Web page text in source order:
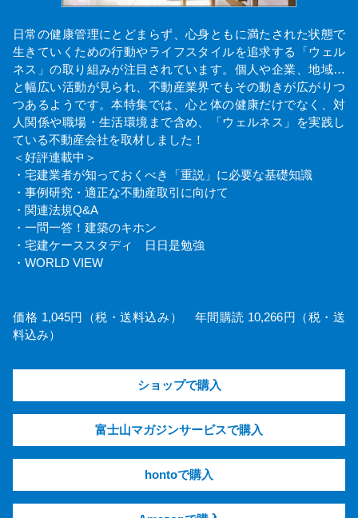
日常の健康管理にとどまらず、心身ともに満たされた状態で
生きていくための行動やライフスタイルを追求する「ウェル
ネス」の取り組みが注目されています。個人や企業、地域…
と幅広い活動が見られ、不動産業界でもその動きが広がりつ
つあるようです。本特集では、心と体の健康だけでなく、対
人関係や職場・生活環境まで含め、「ウェルネス」を実践し
ている不動産会社を取材しました！
＜好評連載中＞
・宅建業者が知っておくべき「重説」に必要な基礎知識
・事例研究・適正な不動産取引に向けて
・関連法規Q&A
・一問一答！建築のキホン
・宅建ケーススタディ 日日是勉強
・WORLD VIEW
価格 1,045円（税・送料込み） 年間購読 10,266円（税・送
料込み）
ショップで購入
富士山マガジンサービスで購入
hontoで購入